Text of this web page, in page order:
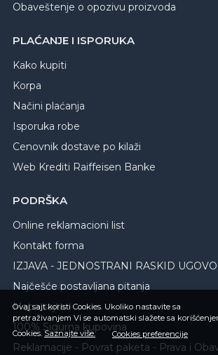
Ovaj sajt koristi Cookies. Ukoliko nastavite sa
pretraživanjem Vi se automatski slažete sa
Cookies. Saznajte više. Cookies preferencije
Obaveštenje o opozivu proizvoda
PLAĆANJE I ISPORUKA
Kako kupiti
Korpa
Načini plaćanja
Isporuka robe
Cenovnik dostave po kilaži
Web Krediti Raiffeisen Banke
PODRŠKA
Online reklamacioni list
Kontakt forma
IZJAVA - JEDNOSTRANI RASKID
Najčešće postavljana pitanja
Mapa sajta
100% Sigurna kupovina
Reklamacije - Povrat paketa - Prava i